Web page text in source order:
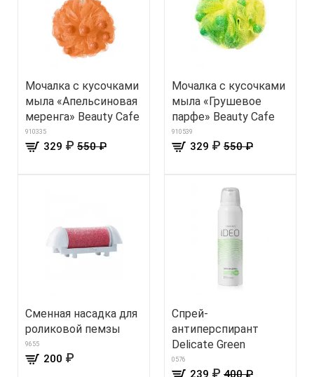
Мочалка с кусочками
мыла «Апельсиновая
меренга» Beauty Cafe
910335
329 ₽ 550 ₽
Мочалка с кусочками
мыла «Грушевое
парфе» Beauty Cafe
910539
329 ₽ 550 ₽
Сменная насадка для
роликовой пемзы
9655
200 ₽
Спрей-
антиперспирант
Delicate Green
0576
239 ₽ 400 ₽